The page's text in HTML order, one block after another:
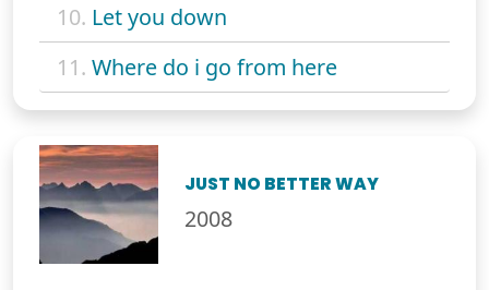
10. Let you down
11. Where do i go from here
JUST NO BETTER WAY
2008